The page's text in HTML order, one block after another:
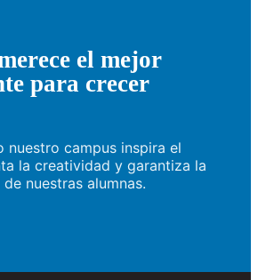
el mejor
para crecer
nuestro campus inspira el
la creatividad y garantiza la
nuestras alumnas.